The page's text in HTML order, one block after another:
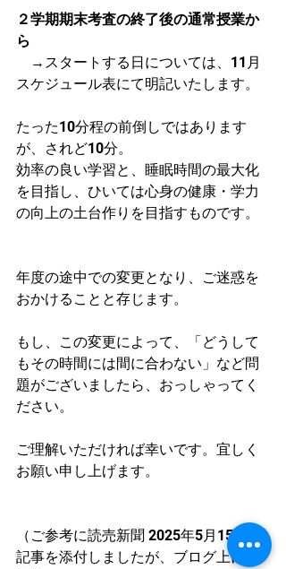
２学期期末考査の終了後の通常授業か
ら
→スタートする日については、11月
スケジュール表にて明記いたします。
たった10分程の前倒しではあります
が、されど10分。
効率の良い学習と、睡眠時間の最大化
を目指し、ひいては心身の健康・学力
の向上の土台作りを目指すものです。
年度の途中での変更となり、ご迷惑を
おかけることと存じます。
もし、この変更によって、「どうして
もその時間には間に合わない」など問
題がございましたら、おっしゃってく
ださい。
ご理解いただければ幸いです。宜しく
お願い申し上げます。
（ご参考に読売新聞 2025年5月15日の
記事を添付しましたが、ブログ上には